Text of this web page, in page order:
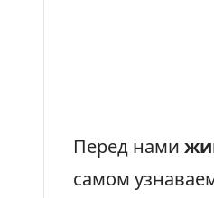
Перед нами
самом